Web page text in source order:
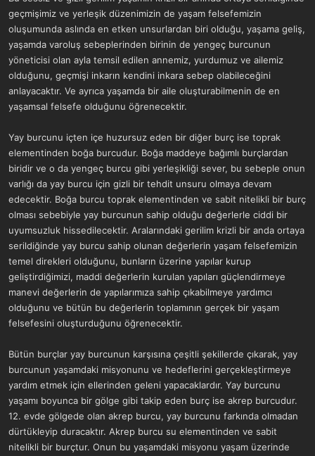
geçmişimiz ve yerleşik düzenimizin de yaşam felsefemizin
oluşumunda aslında en etken unsurlardan biri olduğu, yaşama geliş,
yaşamda varoluş sebeplerinden birinin de yengeç burcunun
yöneticisi olan ayla temsil edilen annemiz, yurdumuz ve ailemiz
olduğunu, geçmişi inkarın kendini inkara sebep olabileceğini
anlayacaktır. Ve ayrıca yaşamda bir aile oluşturabilmenin de en
yaşamsal felsefe olduğunu öğrenecektir.
Yay burcunu içten içe huzursuz eden bir diğer burç ise toprak
elementinden boğa burcudur. Boğa maddeye bağımlı burçlardan
biridir ve o da yengeç burcu gibi yerleşikliği sever, bu sebeple onun
varlığı da yay burcu için gizli bir tehdit unsuru olmaya devam
edecektir. Boğa burcu toprak elementinden ve sabit nitelikli bir burç
olması sebebiyle yay burcunun sahip olduğu değerlerle ciddi bir
uyumsuzluk hissedilecektir. Aralarındaki gerilim krizli bir anda ortaya
serildiğinde yay burcu sahip olunan değerlerin yaşam felsefemizin
temel direkleri olduğunu, bunların üzerine yapılar kurup
geliştirdiğimizi, maddi değerlerin kurulan yapıları güçlendirmeye
manevi değerlerin de yapılarımıza sahip çıkabilmeye yardımcı
olduğunu ve bütün bu değerlerin toplamının gerçek bir yaşam
felsefesini oluşturduğunu öğrenecektir.
Bütün burçlar yay burcunun karşısına çeşitli şekillerde çıkarak, yay
burcunun yaşamdaki misyonunu ve hedeflerini gerçekleştirmeye
yardım etmek için ellerinden geleni yapacaklardır. Yay burcunu
yaşamı boyunca bir gölge gibi takip eden burç ise akrep burcudur.
12. evde gölgede olan akrep burcu, yay burcunu farkında olmadan
dürtükleyip duracaktır. Akrep burcu su elementinden ve sabit
nitelikli bir burçtur. Onun bu yaşamdaki misyonu yaşam üzerinde